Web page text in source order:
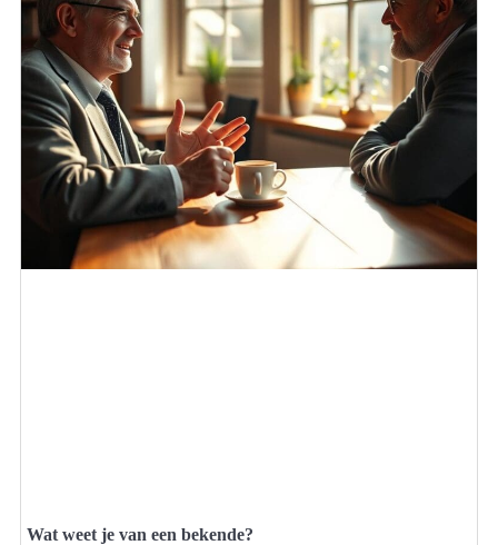
Wat weet je van een bekende?